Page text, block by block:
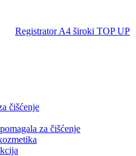
Registrator A4 široki TOP UP
čišćenje
za čišćenje